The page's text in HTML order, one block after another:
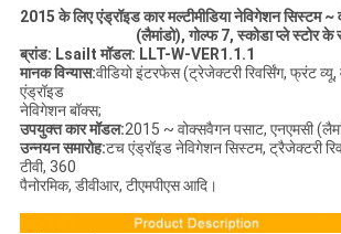
2015 के लिए एंड्रॉइड कार मल्टीमीडिया नेविगेशन सिस्टम
(लैमांडो), गोल्फ 7, स्कोडा प्ले स्टोर के
ब्रांड: Lsailt मॉडल: LLT-W-VER1.1.1
मानक विन्यास:वीडियो इंटरफेस (ट्रेजेक्टरी रिवर्सिंग, फ्रंट
एंड्रॉइड
नेविगेशन बॉक्स;
उपयुक्त कार मॉडल:2015 ~ वोक्सवैगन पसाट, एनएमसी
उन्नयन समारोह:टच एंड्रॉइड नेविगेशन सिस्टम, ट्रैजेक्टरी
टीवी, 360
पैनोरमिक, डीवीआर, टीएमपीएस आदि।